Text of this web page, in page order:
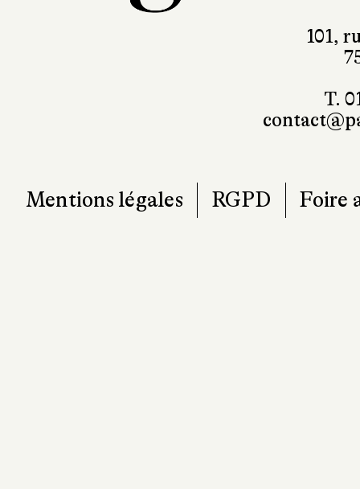
101,
T.
Mentions légales RGPD Foire